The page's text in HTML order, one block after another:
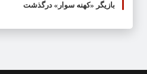
بازیگر «کهنه سوار» درگذشت